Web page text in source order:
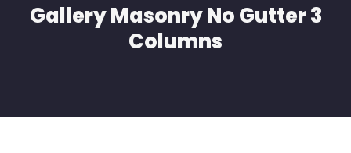
Gallery Masonry No Gutter 3
Columns